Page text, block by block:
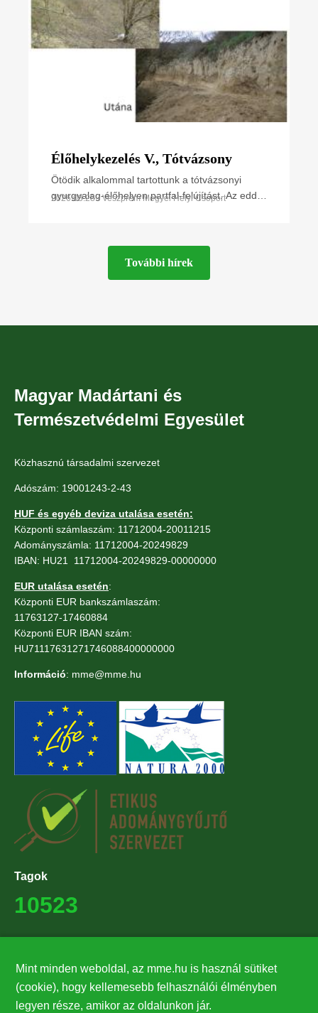
Élőhelykezelés V., Tótvázsony
Ötödik alkalommal tartottunk a tótvázsonyi
gyurgyalag-élőhelyen partfal-felújítást. Az eddigi
2026.03.28 • Veszprém Megyei Helyi Csoport
További hírek
Magyar Madártani és
Természetvédelmi Egyesület
Közhasznú társadalmi szervezet
Adószám: 19001243-2-43
HUF és egyéb deviza utalása esetén:
Központi számlaszám: 11712004-20011215
Adományszámla: 11712004-20249829
IBAN: HU21 11712004-20249829-00000000
EUR utalása esetén:
Központi EUR bankszámlaszám:
11763127-17460884
Központi EUR IBAN szám:
HU71117631271746088400000000
Információ: mme@mme.hu
Tagok
10523
27224
Mint minden weboldal, az mme.hu is használ sütiket
(cookie), hogy kellemesebb felhasználói élményben
legyen része, amikor az oldalunkon jár.